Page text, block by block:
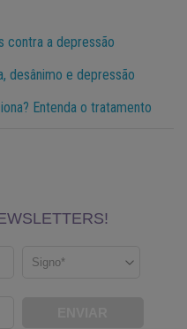
contra a depressão
desânimo e depressão
Entenda o tratamento